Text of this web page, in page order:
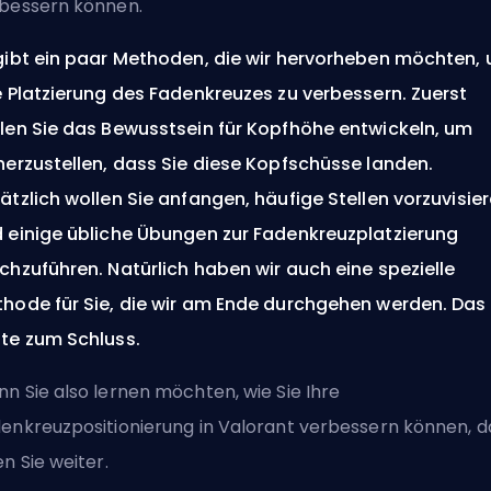
können.
ein paar Methoden, die wir hervorheben möchten,
Platzierung des Fadenkreuzes zu verbessern. Zuerst
Sie das Bewusstsein für Kopfhöhe entwickeln, um
dass Sie diese Kopfschüsse landen.
wollen Sie anfangen, häufige Stellen
einige übliche Übungen zur Fadenkreuzplatzierung
Natürlich haben wir auch eine spezielle
für Sie, die wir am Ende durchgehen werden. Das
zum Schluss.
Sie also lernen möchten, wie Sie Ihre
in Valorant verbessern können,
Sie weiter.